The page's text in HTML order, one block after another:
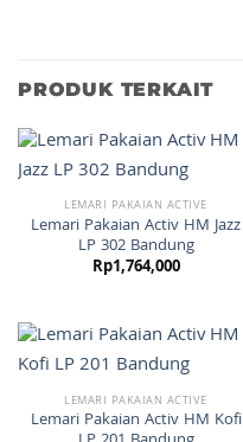
PRODUK TERKAIT
LEMARI PAKAIAN ACTIVE
Lemari Pakaian Activ HM Jazz
LP 302 Bandung
Rp1,764,000
LEMARI PAKAIAN ACTIVE
Lemari Pakaian Activ HM Kofi